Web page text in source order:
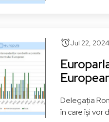
- Partidul Social
Democrat
- Grupul Alianței
a Socialiștilor și
Democraților
Vezi pagina
alarmJul 22,
Delegația
în care își vor